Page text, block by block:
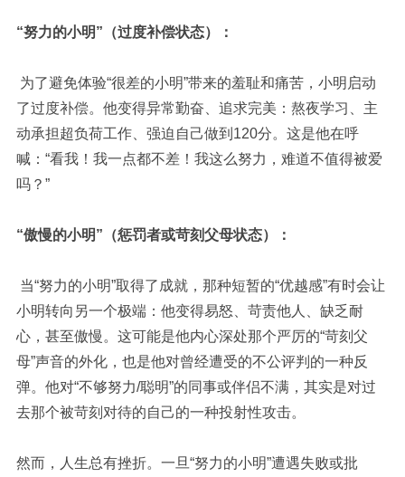
“努力的小明”（过度补偿状态）：
为了避免体验“很差的小明”带来的羞耻和痛苦，小明启动
了过度补偿。他变得异常勤奋、追求完美：熬夜学习、主
动承担超负荷工作、强迫自己做到120分。这是他在呼
喊：“看我！我一点都不差！我这么努力，难道不值得被爱
吗？”
“傲慢的小明”（惩罚者或苛刻父母状态）：
当“努力的小明”取得了成就，那种短暂的“优越感”有时会让
小明转向另一个极端：他变得易怒、苛责他人、缺乏耐
心，甚至傲慢。这可能是他内心深处那个严厉的“苛刻父
母”声音的外化，也是他对曾经遭受的不公评判的一种反
弹。他对“不够努力/聪明”的同事或伴侣不满，其实是对过
去那个被苛刻对待的自己的一种投射性攻击。
然而，人生总有挫折。一旦“努力的小明”遭遇失败或批